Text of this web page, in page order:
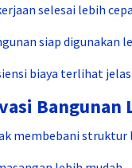
selesai lebih
siap digunakan
biaya terlihat jelas
Bangunan
membebani struktur